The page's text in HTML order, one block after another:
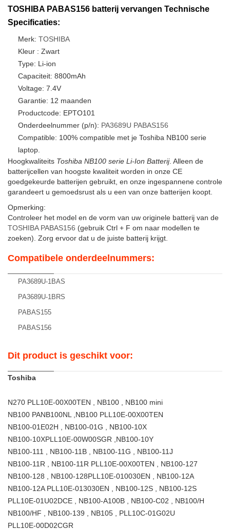
TOSHIBA PABAS156 batterij vervangen Technische
Specificaties:
Merk: TOSHIBA
Kleur : Zwart
Type: Li-ion
Capaciteit: 8800mAh
Voltage: 7.4V
Garantie: 12 maanden
Productcode: EPTO101
Onderdeelnummer (p/n): PA3689U PABAS156
Compatible: 100% compatible met je Toshiba NB100 serie
laptop.
Hoogkwaliteits Toshiba NB100 serie Li-Ion Batterij. Alleen de
batterijcellen van hoogste kwaliteit worden in onze CE
goedgekeurde batterijen gebruikt, en onze ingespannene controle
garandeert u gemoedsrust als u een van onze batterijen koopt.
Opmerking:
Controleer het model en de vorm van uw originele batterij van de
TOSHIBA PABAS156 (gebruik Ctrl + F om naar modellen te
zoeken). Zorg ervoor dat u de juiste batterij krijgt.
Compatibele onderdeelnummers:
PA3689U-1BAS
PA3689U-1BRS
PABAS155
PABAS156
Dit product is geschikt voor:
Toshiba
N270 PLL10E-00X00TEN , NB100 , NB100 mini
NB100 PANB100NL ,NB100 PLL10E-00X00TEN
NB100-01E02H , NB100-01G , NB100-10X
NB100-10XPLL10E-00W00SGR ,NB100-10Y
NB100-111 , NB100-11B , NB100-11G , NB100-11J
NB100-11R , NB100-11R PLL10E-00X00TEN , NB100-127
NB100-128 , NB100-128PLL10E-010030EN , NB100-12A
NB100-12A PLL10E-013030EN , NB100-12S , NB100-12S
PLL10E-01U02DCE , NB100-A100B , NB100-C02 , NB100/H
NB100/HF , NB100-139 , NB105 , PLL10C-01G02U
PLL10E-00D02CGR